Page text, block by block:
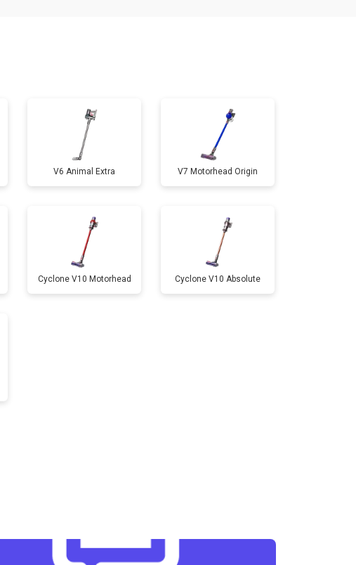
V6 Animal Extra V7 Motorhead Origin
Cyclone V10 Motorhead Cyclone V10 Absolute